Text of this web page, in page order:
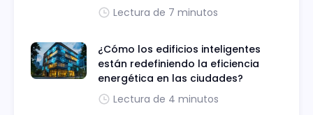
Lectura de 7 minutos
¿Cómo los edificios inteligentes
están redefiniendo la eficiencia
energética en las ciudades?
Lectura de 4 minutos